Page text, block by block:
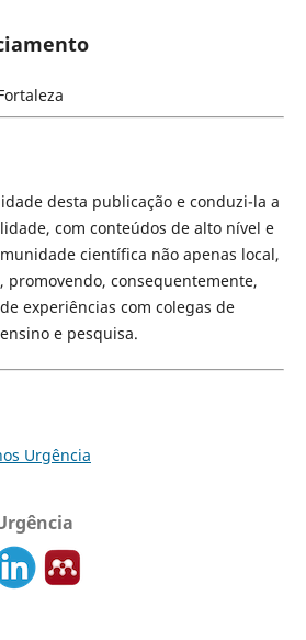
desta publicação e conduzi-la a
com conteúdos de alto nível e
científica não apenas local,
promovendo, consequentemente,
experiências com colegas de
e pesquisa.
Urgência